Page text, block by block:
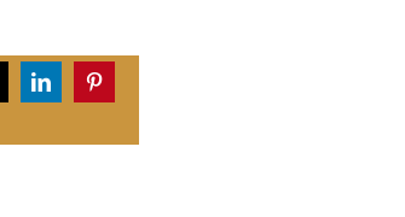
LinkedInPinterest